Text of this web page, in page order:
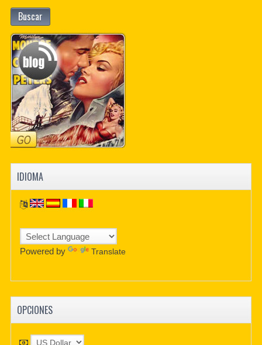
Buscar
IDIOMA
Powered by Translate
OPCIONES